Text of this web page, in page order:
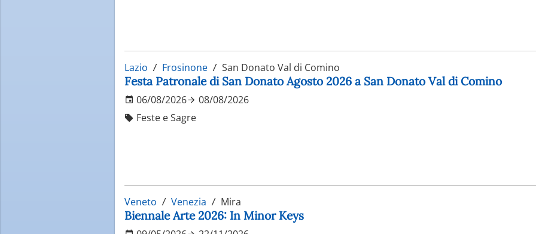
Lazio Frosinone San Donato Val di Comino
Festa Patronale di San Donato Agosto 2026 a San Donato Val di Comino
06/08/2026
08/08/2026
Feste e Sagre
Veneto Venezia Mira
Biennale Arte 2026: In Minor Keys